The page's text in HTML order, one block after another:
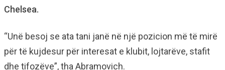
Chelsea.
“Unë besoj se ata tani janë në një pozicion më të mirë
për të kujdesur për interesat e klubit, lojtarëve, stafit
dhe tifozëve”, tha Abramovich.